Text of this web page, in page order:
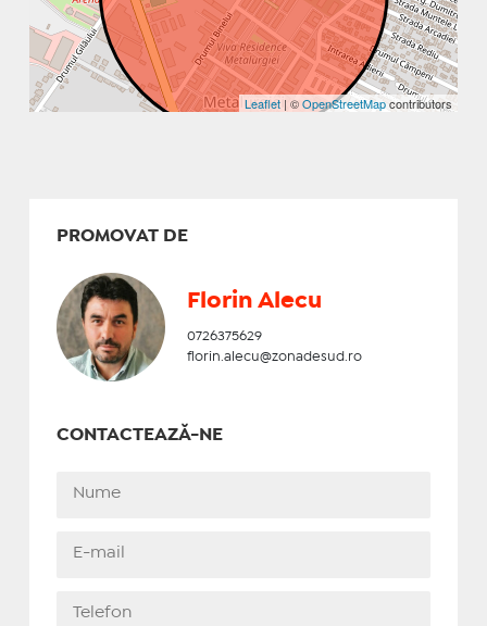
Leaflet | ©OpenStreetMapcontributors
PROMOVAT DE
Florin Alecu
0726375629
florin.alecu@zonadesud.ro
CONTACTEAZĂ-NE